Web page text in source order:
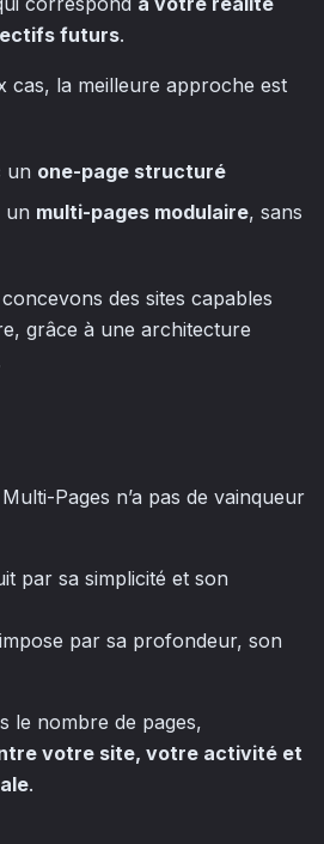
futurs.
cas, la meilleure approche est
un one-page structuré
un multi-pages modulaire, sans
des sites capables
grâce à une architecture
Pages n’a pas de vainqueur
par sa simplicité et son
par sa profondeur, son
le nombre de pages,
votre site, votre activité et
.